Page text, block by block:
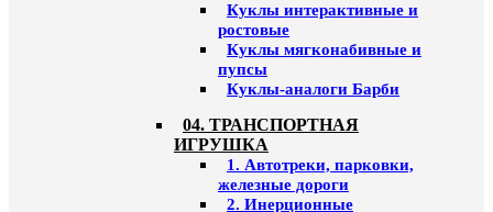
Куклы интерактивные и
ростовые
Куклы мягконабивные и
пупсы
Куклы-аналоги Барби
04. ТРАНСПОРТНАЯ
ИГРУШКА
1. Автотреки, парковки,
железные дороги
2. Инерционные